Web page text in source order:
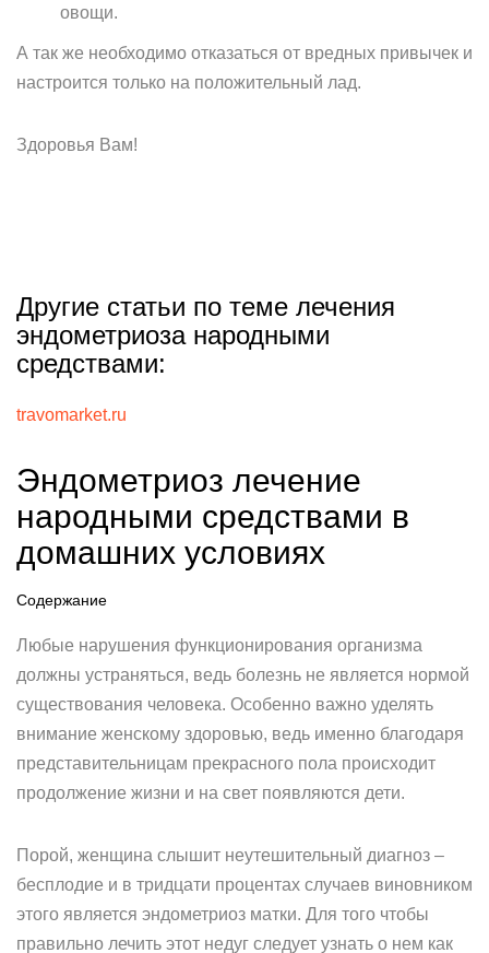
овощи.
А так же необходимо отказаться от вредных привычек и
настроится только на положительный лад.
Здоровья Вам!
Другие статьи по теме лечения
эндометриоза народными
средствами:
travomarket.ru
Эндометриоз лечение
народными средствами в
домашних условиях
Содержание
Любые нарушения функционирования организма
должны устраняться, ведь болезнь не является нормой
существования человека. Особенно важно уделять
внимание женскому здоровью, ведь именно благодаря
представительницам прекрасного пола происходит
продолжение жизни и на свет появляются дети.
Порой, женщина слышит неутешительный диагноз –
бесплодие и в тридцати процентах случаев виновником
этого является эндометриоз матки. Для того чтобы
правильно лечить этот недуг следует узнать о нем как